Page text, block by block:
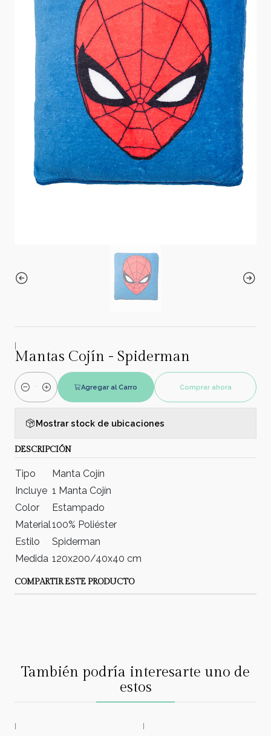
|
Mantas Cojín - Spiderman
Cantidad
Agregar al Carro Comprar ahora
Mostrar stock de ubicaciones
DESCRIPCIÓN
Tipo
Manta Cojín
Incluye 1 Manta Cojín
Color
Estampado
Material100% Poliéster
Estilo
Spiderman
Medida 120x200/40x40 cm
COMPARTIR ESTE PRODUCTO
También podría interesarte uno de
estos